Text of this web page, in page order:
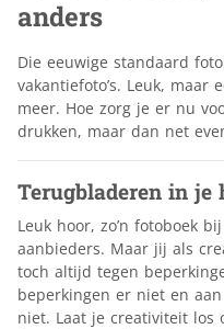
anders
Die eeuwige standaard
vakantiefoto’s. Leuk,
meer. Hoe zorg je er nu
drukken, maar dan net
Terugbladeren in je
Leuk hoor, zo’n fotoboek
aanbieders. Maar jij als
toch altijd tegen
beperkingen er niet en
niet. Laat je creativiteit los